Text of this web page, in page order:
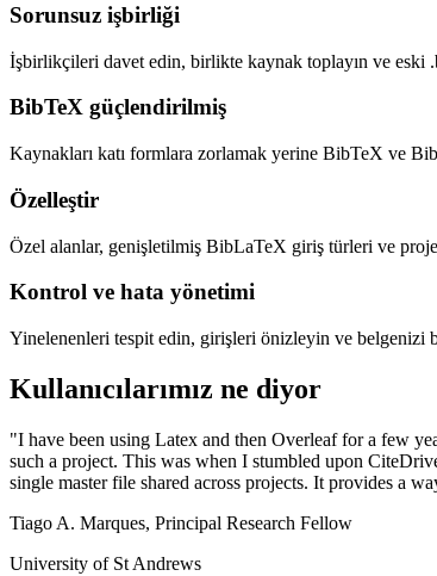
Sorunsuz işbirliği
İşbirlikçileri davet edin, birlikte kaynak toplayın ve eski
BibTeX güçlendirilmiş
Kaynakları katı formlara zorlamak yerine BibTeX ve
Özelleştir
Özel alanlar, genişletilmiş BibLaTeX giriş türleri ve
Kontrol ve hata yönetimi
Yinelenenleri tespit edin, girişleri önizleyin ve belgenizi
Kullanıcılarımız ne diyor
"I have been using Latex and then Overleaf for a few
such a project. This was when I stumbled upon
single master file shared across projects. It provides a
Tiago A. Marques, Principal Research Fellow
University of St Andrews